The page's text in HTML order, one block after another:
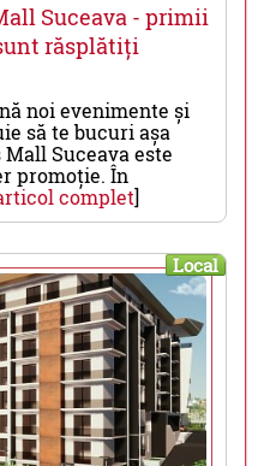
Suceava - primii
răsplătiți
noi evenimente și
să te bucuri așa
Suceava este
promoție. În
complet]
Local